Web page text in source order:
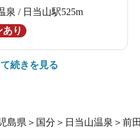
泉 / 日当山駅525m
あり
続きを見る
島県 ＞ 国分 ＞ 日当山温泉 ＞ 前